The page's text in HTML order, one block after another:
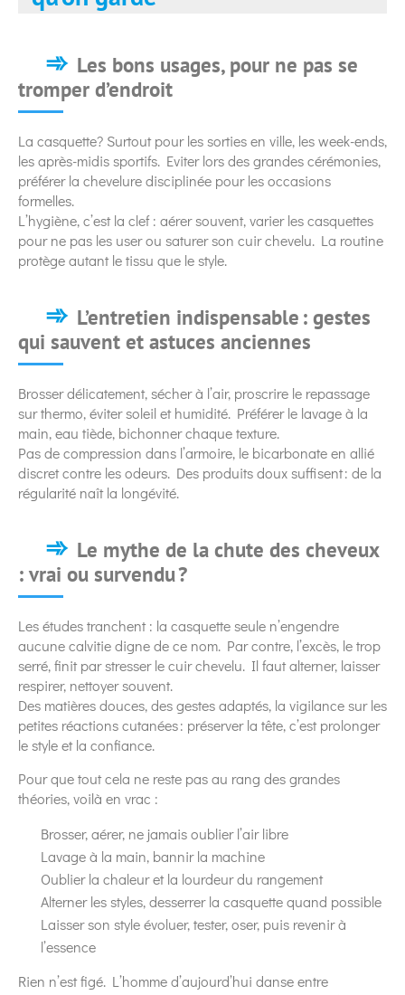
Les bons usages, pour ne pas se
tromper d’endroit
La casquette? Surtout pour les sorties en ville, les week-ends,
les après-midis sportifs. Eviter lors des grandes cérémonies,
préférer la chevelure disciplinée pour les occasions
formelles.
L’hygiène, c’est la clef : aérer souvent, varier les casquettes
pour ne pas les user ou saturer son cuir chevelu. La routine
protège autant le tissu que le style.
L’entretien indispensable : gestes
qui sauvent et astuces anciennes
Brosser délicatement, sécher à l’air, proscrire le repassage
sur thermo, éviter soleil et humidité. Préférer le lavage à la
main, eau tiède, bichonner chaque texture.
Pas de compression dans l’armoire, le bicarbonate en allié
discret contre les odeurs. Des produits doux suffisent : de la
régularité naît la longévité.
Le mythe de la chute des cheveux
: vrai ou survendu ?
Les études tranchent : la casquette seule n’engendre
aucune calvitie digne de ce nom. Par contre, l’excès, le trop
serré, finit par stresser le cuir chevelu. Il faut alterner, laisser
respirer, nettoyer souvent.
Des matières douces, des gestes adaptés, la vigilance sur les
petites réactions cutanées : préserver la tête, c’est prolonger
le style et la confiance.
Pour que tout cela ne reste pas au rang des grandes
théories, voilà en vrac :
Brosser, aérer, ne jamais oublier l’air libre
Lavage à la main, bannir la machine
Oublier la chaleur et la lourdeur du rangement
Alterner les styles, desserrer la casquette quand possible
Laisser son style évoluer, tester, oser, puis revenir à
l’essence
Rien n’est figé. L’homme d’aujourd’hui danse entre